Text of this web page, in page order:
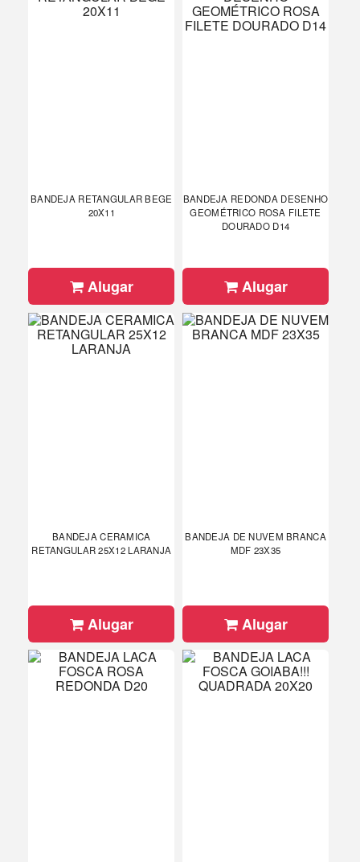
BANDEJA RETANGULAR BEGE
20X11
Alugar
BANDEJA REDONDA DESENHO
GEOMÉTRICO ROSA FILETE
DOURADO D14
Alugar
BANDEJA CERAMICA
RETANGULAR 25X12 LARANJA
Alugar
BANDEJA DE NUVEM BRANCA
MDF 23X35
Alugar